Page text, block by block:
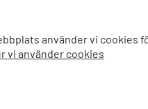
använder vi cookies
vi använder cookies